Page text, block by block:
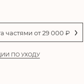
частями от29 000 ₽
ПО УХОДУ